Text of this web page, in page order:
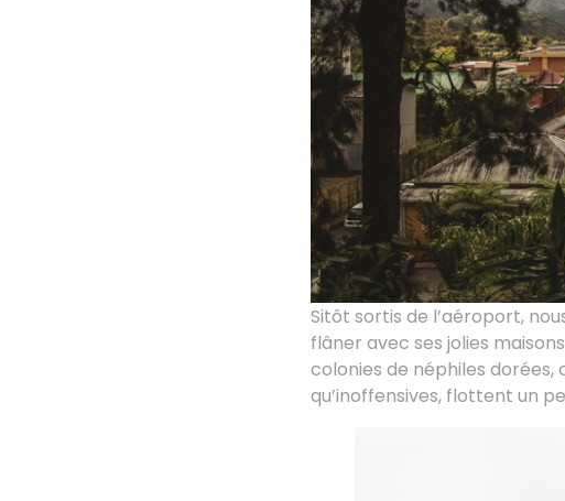
Sitôt sortis de l’aéroport,
flâner avec ses jolies
colonies de néphiles
qu’inoffensives, flottent un